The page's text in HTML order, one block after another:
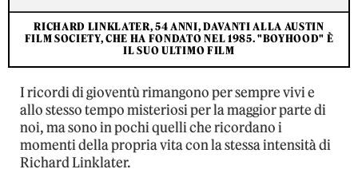
RICHARD LINKLATER, 54 ANNI, DAVANTI ALLA AUSTIN
FILM SOCIETY, CHE HA FONDATO NEL 1985. "BOYHOOD" È
IL SUO ULTIMO FILM
I ricordi di gioventù rimangono per sempre vivi e
allo stesso tempo misteriosi per la maggior parte di
noi, ma sono in pochi quelli che ricordano i
momenti della propria vita con la stessa intensità di
Richard Linklater.